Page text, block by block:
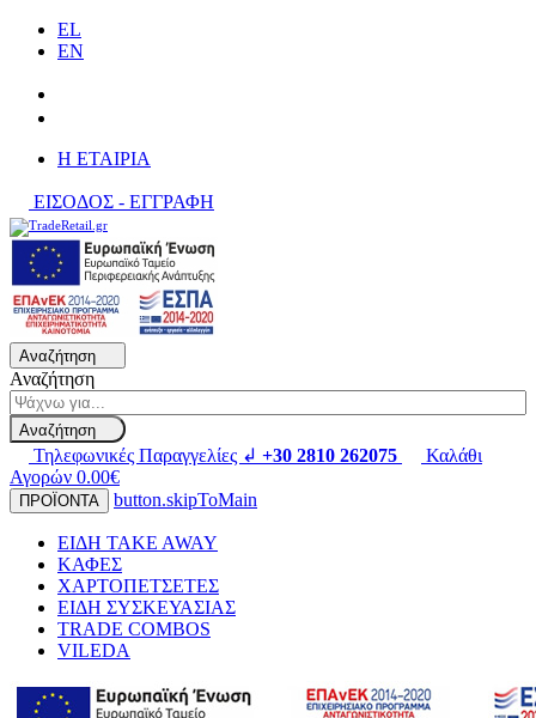
EL
EN
H ΕΤΑΙΡΙΑ
ΕΙΣΟΔΟΣ - ΕΓΓΡΑΦΗ
Αναζήτηση
Αναζήτηση
Αναζήτηση
Τηλεφωνικές Παραγγελίες ↲ +30 2810 262075
Καλάθι
Αγορών 0.00€
ΠΡΟΪΟΝΤΑ button.skipToMain
ΕΙΔΗ TAKE AWAY
ΚΑΦΕΣ
ΧΑΡΤΟΠΕΤΣΕΤΕΣ
ΕΙΔΗ ΣΥΣΚΕΥΑΣΙΑΣ
TRADE COMBOS
VILEDA